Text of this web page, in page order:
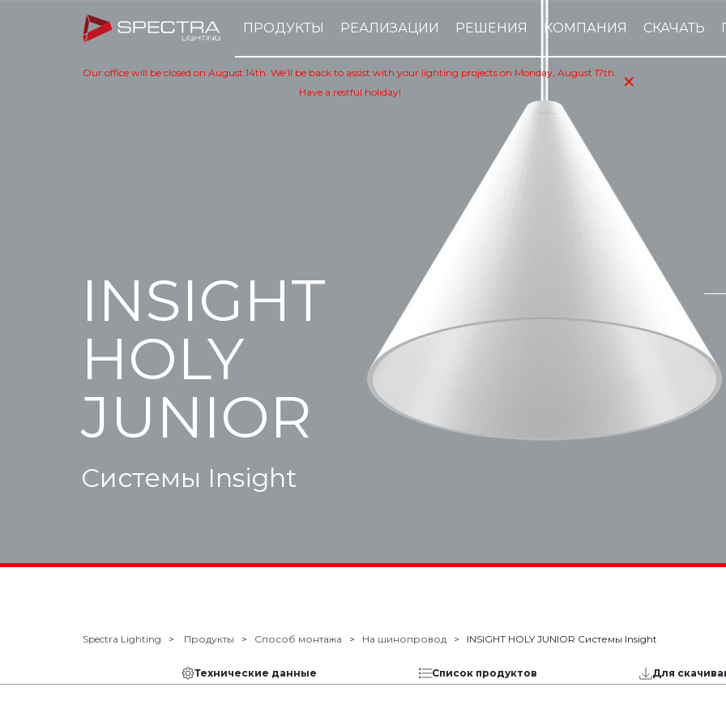
ПРОДУКТЫ РЕАЛИЗАЦИИ РЕШЕНИЯ КОМПАНИЯ СКАЧАТЬ
Our office will be closed on August 14th. We’ll be back to assist with your lighting projects on Monday, August 17th.
Have a restful holiday!
×
INSIGHT
HOLY
JUNIOR
Системы Insight
Spectra Lighting Продукты Способ монтажа На шинопровод INSIGHT HOLY JUNIOR Системы Insight
Технические данные Список продуктов Для